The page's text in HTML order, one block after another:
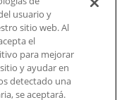
usuario y
sitio web. Al
el
para mejorar
y ayudar en
detectado una
se aceptará.